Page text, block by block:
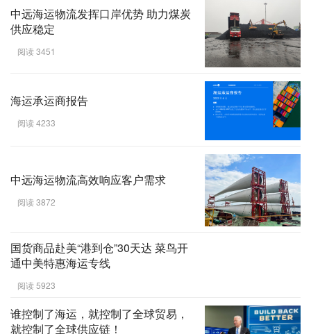
和易孚光荣入选中国 “2022港航物流
业TOP30创新案例”
阅读 3756
供应稳定
阅读 3451
海运承运商报告
中远海运物流高效响应客户需求
国货商品赴美“港到仓”30天达 菜鸟开